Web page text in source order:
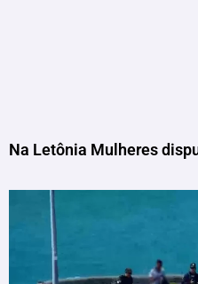
Na Letônia Mulheres